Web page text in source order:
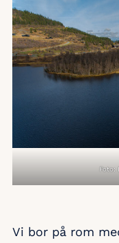
Foto:
Vi bor på rom